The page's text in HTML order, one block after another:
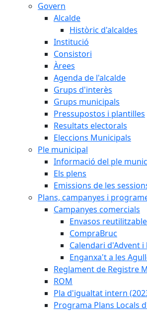
Govern
Alcalde
Històric d'alcaldes
Institució
Consistori
Àrees
Agenda de l'alcalde
Grups d'interès
Grups municipals
Pressupostos i plantilles
Resultats electorals
Eleccions Municipals
Ple municipal
Informació del ple
Els plens
Emissions de les
Plans, campanyes i
Campanyes comercials
Envasos
CompraBruc
Calendari d'Advent
Enganxa't a les
Reglament de Registre
ROM
Pla d'igualtat intern
Programa Plans Locals